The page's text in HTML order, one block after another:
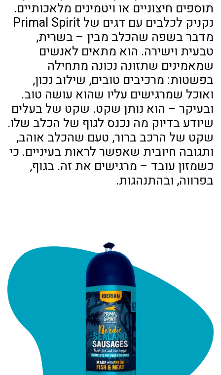
תוספים חיצוניים או ויטמינים מלאכותיים.
נקניק לכלבים עם דגים של Primal Spirit
מדבר בשפה שהכלב מבין – בשרית,
טבעית וישירה. הוא מתאים לאנשים
שמאמינים שתזונה נכונה מתחילה
בפשטות: מרכיבים טובים, שילוב נכון,
ואוכל שמרגישים עליו שהוא עושה טוב.
ובעיקר – הוא נותן שקט. שקט של בעלים
שיודע בדיוק מה נכנס לגוף של הכלב שלו.
שקט של הרכב ברור, טעם שהכלב אוהב,
ותגובה חיובית שאפשר לראות בעיניים. כי
כשמזון עובד – מרגישים את זה. בגוף,
בפרווה, ובהתנהגות.